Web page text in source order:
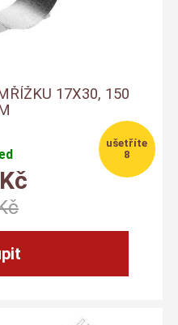
17X30, 150
Kč
8